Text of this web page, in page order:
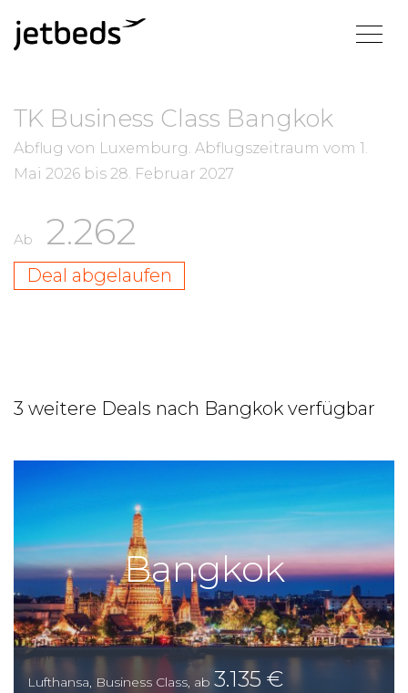
TK Business Class Bangkok
Abflug von Luxemburg. Abflugszeitraum vom 1.
Mai 2026 bis 28. Februar 2027
Ab 2.262
Deal abgelaufen
3 weitere Deals nach Bangkok verfügbar
Bangkok
Lufthansa, Business Class, ab 3.135 €